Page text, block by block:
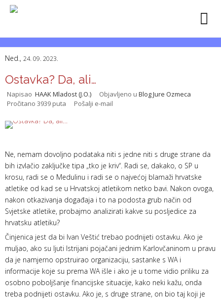
Ned., 24. 09. 2023.
Ostavka? Da, ali…
Napisao HAAK Mladost (J.O.) Objavljeno u Blog Jure Ozmeca
Pročitano 3939 puta
Pošalji e-mail
Ne, nemam dovoljno podataka niti s jedne niti s druge strane da
bih izvlačio zaključke tipa „tko je kriv“. Radi se, dakako, o SP u
krosu, radi se o Medulinu i radi se o najvećoj blamaži hrvatske
atletike od kad se u Hrvatskoj atletikom netko bavi. Nakon ovoga,
nakon otkazivanja događaja i to na podosta grub način od
Svjetske atletike, probajmo analizirati kakve su posljedice za
hrvatsku atletiku?
Činjenica jest da bi Ivan Veštić trebao podnijeti ostavku. Ako je
muljao, ako su ljuti Istrijani pojačani jednim Karlovčaninom u pravu
da je namjerno opstruirao organizaciju, sastanke s WA i
informacije koje su prema WA išle i ako je u tome vidio priliku za
osobno poboljšanje financijske situacije, kako neki kažu, onda
treba podnijeti ostavku. Ako je, s druge strane, on bio taj koji je